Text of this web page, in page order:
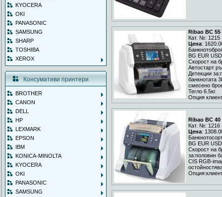
KYOCERA
OKI
PANASONIC
SAMSUNG
SHARP
TOSHIBA
XEROX
Консумативи принтери
BROTHER
CANON
DELL
HP
LEXMARK
EPSON
IBM
KONICA-MINOLTA
KYOCERA
OKI
PANASONIC
SAMSUNG
Ribao BC 55
Кат. №: 1215
Цена:
BG EUR
Скорост на
Автостарт
Детекции
банкнотата
смесено
Тегло 6.5кг.
Опция
Ribao BC 40
Кат. №: 1216
Цена:
BG EUR
Скорост на
за:половин
CIS RGB-